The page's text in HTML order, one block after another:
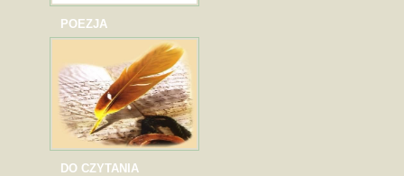
POEZJA
DO CZYTANIA